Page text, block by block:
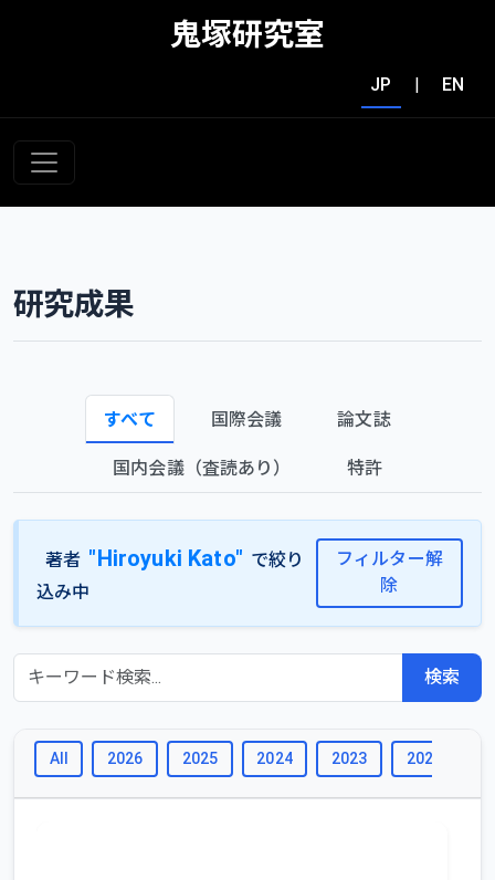
鬼塚研究室
JP | EN
研究成果
すべて 国際会議 論文誌
国内会議（査読あり） 特許
著者 "Hiroyuki Kato" で絞り
込み中
フィルター解
除
検索
All 2026 2025 2024 2023 2022